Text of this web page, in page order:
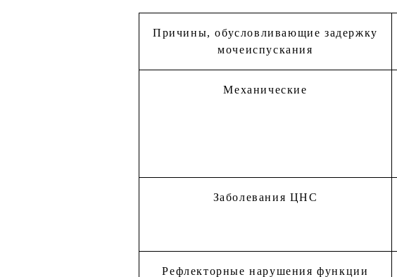
Причины, обусловливающие задержку
мочеиспускания
Механические
Заболевания ЦНС
Рефлекторные нарушения функции